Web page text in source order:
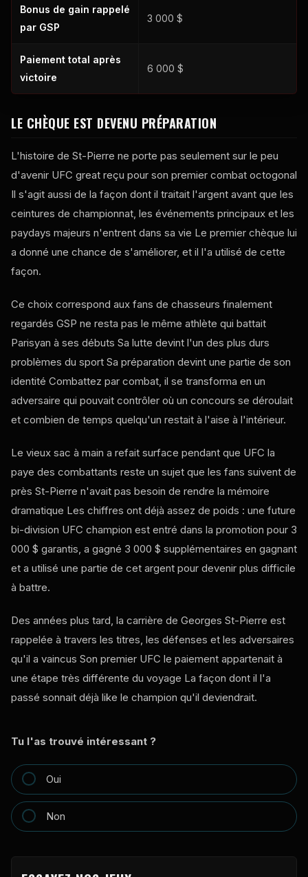
Bonus de gain rappelé
par GSP
3 000 $
Paiement total après
victoire
6 000 $
LE CHÈQUE EST DEVENU PRÉPARATION
L'histoire de St-Pierre ne porte pas seulement sur le peu
d'avenir UFC great reçu pour son premier combat octogonal
Il s'agit aussi de la façon dont il traitait l'argent avant que les
ceintures de championnat, les événements principaux et les
paydays majeurs n'entrent dans sa vie Le premier chèque lui
a donné une chance de s'améliorer, et il l'a utilisé de cette
façon.
Ce choix correspond aux fans de chasseurs finalement
regardés GSP ne resta pas le même athlète qui battait
Parisyan à ses débuts Sa lutte devint l'un des plus durs
problèmes du sport Sa préparation devint une partie de son
identité Combattez par combat, il se transforma en un
adversaire qui pouvait contrôler où un concours se déroulait
et combien de temps quelqu'un restait à l'aise à l'intérieur.
Le vieux sac à main a refait surface pendant que UFC la
paye des combattants reste un sujet que les fans suivent de
près St-Pierre n'avait pas besoin de rendre la mémoire
dramatique Les chiffres ont déjà assez de poids : une future
bi-division UFC champion est entré dans la promotion pour 3
000 $ garantis, a gagné 3 000 $ supplémentaires en gagnant
et a utilisé une partie de cet argent pour devenir plus difficile
à battre.
Des années plus tard, la carrière de Georges St-Pierre est
rappelée à travers les titres, les défenses et les adversaires
qu'il a vaincus Son premier UFC le paiement appartenait à
une étape très différente du voyage La façon dont il l'a
passé sonnait déjà like le champion qu'il deviendrait.
Tu l'as trouvé intéressant ?
Oui
Non